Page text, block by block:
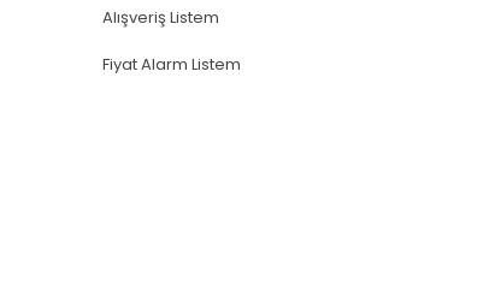
Alışveriş Listem
Fiyat Alarm Listem